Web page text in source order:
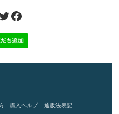
Twitter
Facebook
購入ヘルプ 通販法表記